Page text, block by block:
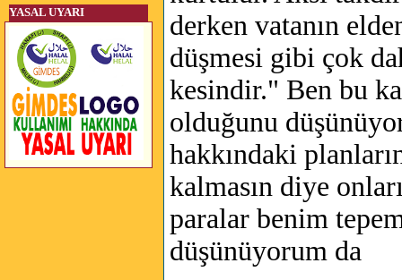
YASAL UYARI
derken vatanın
düşmesi gibi çok
kesindir." Ben bu
olduğunu
hakkındaki
kalmasın diye
paralar benim
düşünüyorum da